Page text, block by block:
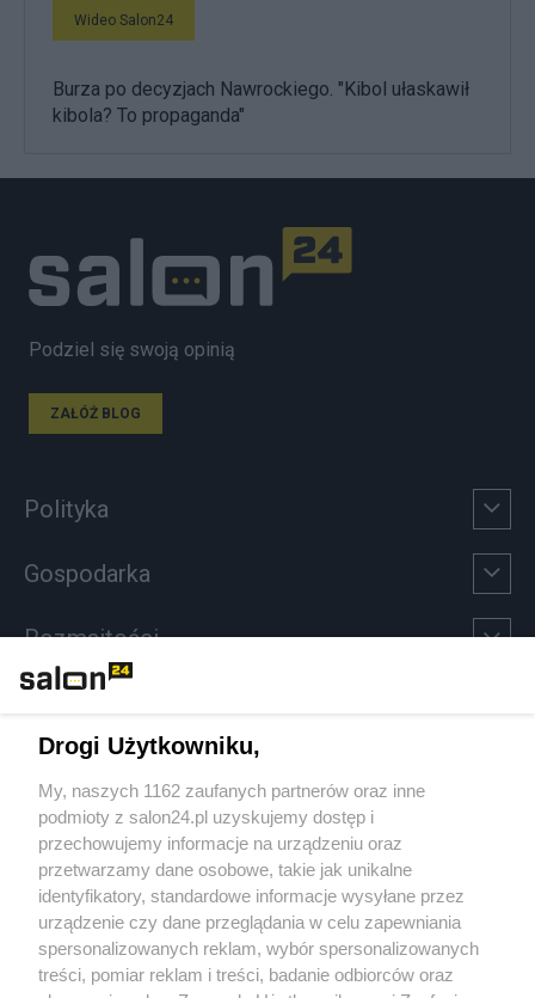
Wideo Salon24
Burza po decyzjach Nawrockiego. "Kibol ułaskawił
kibola? To propaganda"
Podziel się swoją opinią
ZAŁÓŻ BLOG
Polityka
Gospodarka
Rozmaitości
Sport
Społeczeństwo
Kultura
Drogi Użytkowniku,
My, naszych 1162 zaufanych partnerów oraz inne
podmioty z salon24.pl uzyskujemy dostęp i
przechowujemy informacje na urządzeniu oraz
przetwarzamy dane osobowe, takie jak unikalne
identyfikatory, standardowe informacje wysyłane przez
urządzenie czy dane przeglądania w celu zapewniania
spersonalizowanych reklam, wybór spersonalizowanych
treści, pomiar reklam i treści, badanie odbiorców oraz